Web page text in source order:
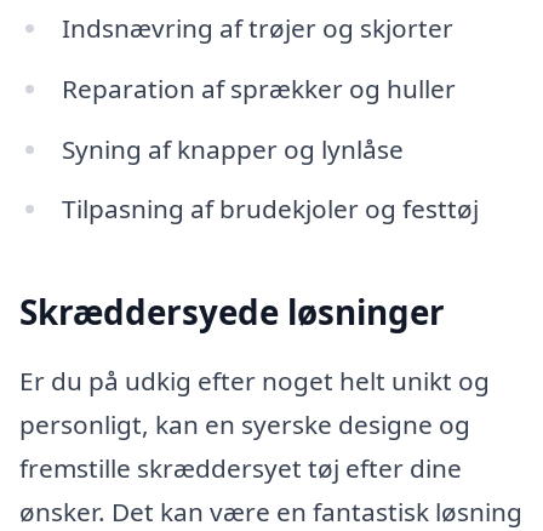
Indsnævring af trøjer og skjorter
Reparation af sprækker og huller
Syning af knapper og lynlåse
Tilpasning af brudekjoler og festtøj
Skræddersyede løsninger
Er du på udkig efter noget helt unikt og
personligt, kan en syerske designe og
fremstille skræddersyet tøj efter dine
ønsker. Det kan være en fantastisk løsning